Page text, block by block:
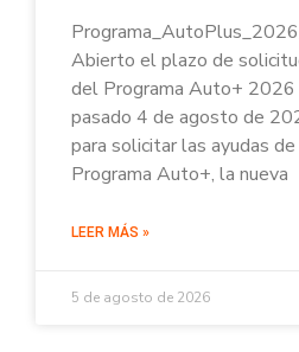
Abierto el plazo de
del Programa Auto+ 2026
pasado 4 de agosto de
para solicitar las ayudas
Programa Auto+, la nueva
LEER MÁS »
5 de agosto de 2026